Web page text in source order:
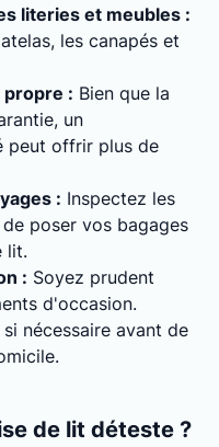
literies et meubles :
les canapés et
: Bien que la
un
peut offrir plus de
: Inspectez les
poser vos bagages
lit.
: Soyez prudent
d'occasion.
nécessaire avant de
de lit déteste ?